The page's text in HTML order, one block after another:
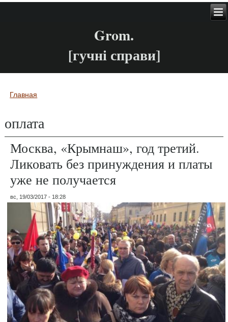
Grom.
[гучні справи]
Вы здесь
Главная
оплата
Москва, «Крымнаш», год третий.
Ликовать без принуждения и платы
уже не получается
вс, 19/03/2017 - 18:28